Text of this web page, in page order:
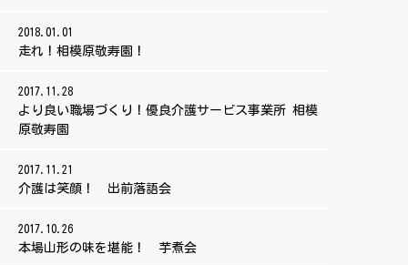
2018.01.01
走れ！相模原敬寿園！
2017.11.28
より良い職場づくり！優良介護サービス事業所 相模
原敬寿園
2017.11.21
介護は笑顔！ 出前落語会
2017.10.26
本場山形の味を堪能！ 芋煮会